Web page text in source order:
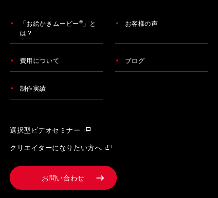
「お絵かきムービー® 」と
は？
お客様の声
費用について ブログ
制作実績
選択型ビデオセミナー
クリエイターになりたい方へ
お問い合わせ